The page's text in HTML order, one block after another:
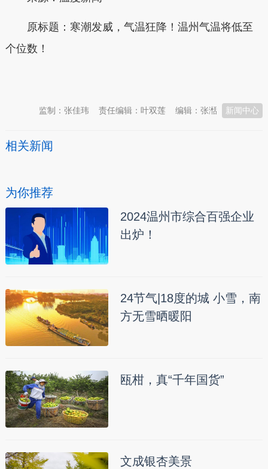
原标题： 寒潮发威，气温狂降！温州气温将低至
个位数！
新闻中心
编辑：张湉
责任编辑：叶双莲
监制：张佳玮
相关新闻
为你推荐
2024温州市综合百强企业
出炉！
24节气|18度的城 小雪，南
方无雪晒暖阳
瓯柑，真“千年国货”
文成银杏美景